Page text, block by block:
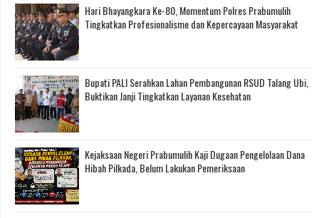
Hari Bhayangkara Ke-80, Momentum Polres Prabumulih
Tingkatkan Profesionalisme dan Kepercayaan Masyarakat
Bupati PALI Serahkan Lahan Pembangunan RSUD Talang Ubi,
Buktikan Janji Tingkatkan Layanan Kesehatan
Kejaksaan Negeri Prabumulih Kaji Dugaan Pengelolaan Dana
Hibah Pilkada, Belum Lakukan Pemeriksaan